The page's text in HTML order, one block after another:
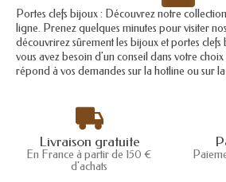
Portes clefs bijoux : Découvrez notre
ligne. Prenez quelques minutes pour visiter
découvrirez sûrement les bijoux et portes clefs
vous avez besoin d'un conseil dans votre choix
répond à vos demandes sur la hotline ou sur
Livraison gratuite
En France à partir de 150 €
d'achats